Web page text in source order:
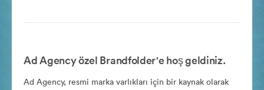
Ad Agency özel Brandfolder'e hoş geldiniz.
Ad Agency, resmi marka varlıkları için bir kaynak olarak